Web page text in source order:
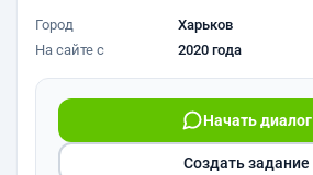
Город
Харьков
На сайте с
2020 года
Начать диалог
Создать задание